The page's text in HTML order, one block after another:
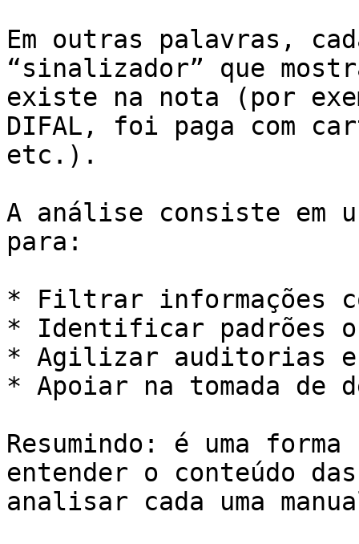
Em outras palavras,
“sinalizador” que
existe na nota (por
DIFAL, foi paga com
etc.).
A análise consiste em
para:
* Filtrar informações
* Identificar padrões
* Agilizar auditorias e
* Apoiar na tomada de
Resumindo: é uma
entender o conteúdo
analisar cada uma